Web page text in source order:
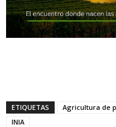
ETIQUETAS Agricultura de
INIA